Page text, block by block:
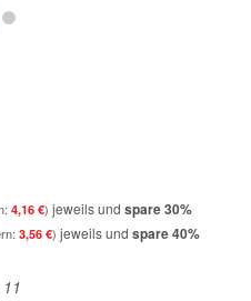
4,16 € jeweils und spare30%
3,56 € jeweils und spare40%
11